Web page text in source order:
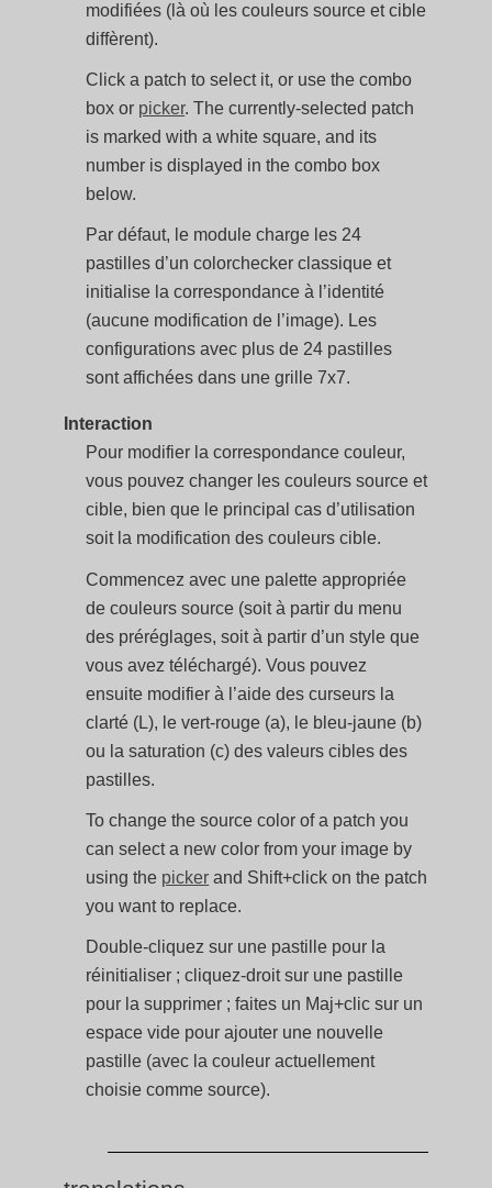
modifiées (là où les couleurs source et cible
diffèrent).
Click a patch to select it, or use the combo
box or picker. The currently-selected patch
is marked with a white square, and its
number is displayed in the combo box
below.
Par défaut, le module charge les 24
pastilles d’un colorchecker classique et
initialise la correspondance à l’identité
(aucune modification de l’image). Les
configurations avec plus de 24 pastilles
sont affichées dans une grille 7x7.
Interaction
Pour modifier la correspondance couleur,
vous pouvez changer les couleurs source et
cible, bien que le principal cas d’utilisation
soit la modification des couleurs cible.
Commencez avec une palette appropriée
de couleurs source (soit à partir du menu
des préréglages, soit à partir d’un style que
vous avez téléchargé). Vous pouvez
ensuite modifier à l’aide des curseurs la
clarté (L), le vert-rouge (a), le bleu-jaune (b)
ou la saturation (c) des valeurs cibles des
pastilles.
To change the source color of a patch you
can select a new color from your image by
using the picker and Shift+click on the patch
you want to replace.
Double-cliquez sur une pastille pour la
réinitialiser ; cliquez-droit sur une pastille
pour la supprimer ; faites un Maj+clic sur un
espace vide pour ajouter une nouvelle
pastille (avec la couleur actuellement
choisie comme source).